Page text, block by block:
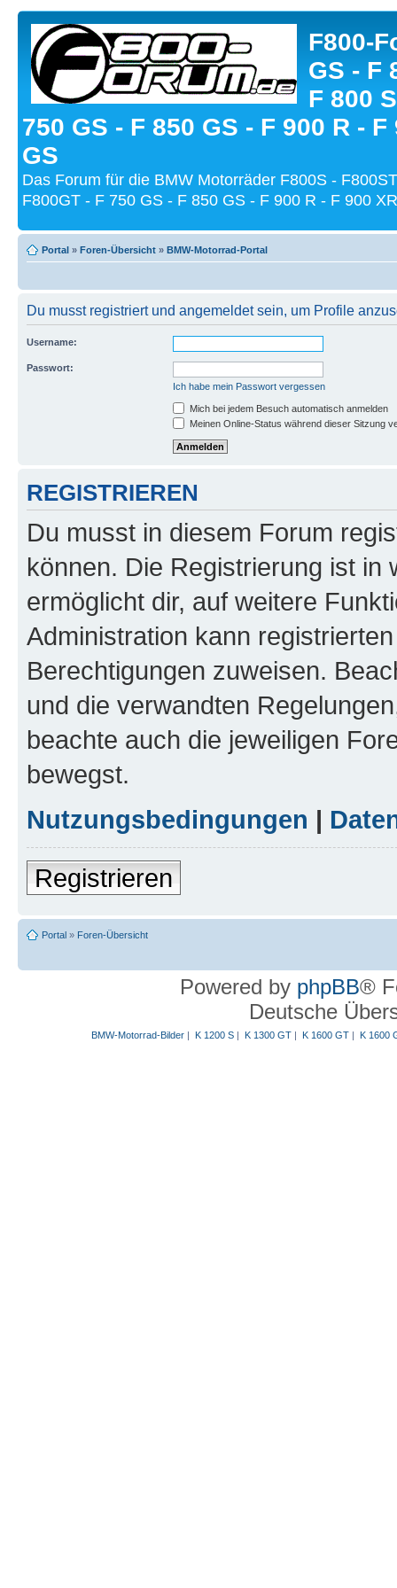
F800-
GS - F
F 800
750 GS - F 850 GS - F 900 R - F
GS
Das Forum für die BMW Motorräder F800S -
F800GT - F 750 GS - F 850 GS - F 900 R - F 900
Portal » Foren-Übersicht » BMW-Motorrad-Portal
Du musst registriert und angemeldet sein, um Profile
Username:
Passwort:
Ich habe mein Passwort vergessen
Mich bei jedem Besuch automatisch anmelden
Meinen Online-Status während dieser Sitzung
REGISTRIEREN
Du musst in diesem Forum
können. Die Registrierung ist in
ermöglicht dir, auf weitere
Administration kann
Berechtigungen zuweisen.
und die verwandten
beachte auch die jeweiligen
bewegst.
Nutzungsbedingungen |
Registrieren
Portal » Foren-Übersicht
Powered by phpBB®
Deutsche
BMW-Motorrad-Bilder| K 1200 S| K 1300 GT| K 1600 GT| K 1600